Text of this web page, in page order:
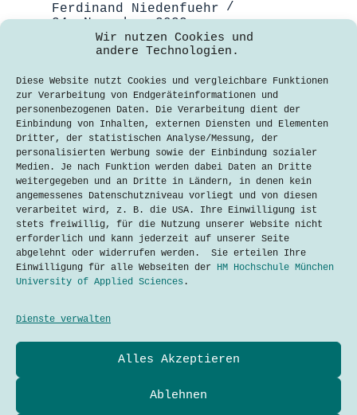
Wir nutzen Cookies und
andere Technologien.
Diese Website nutzt Cookies und vergleichbare Funktionen
zur Verarbeitung von Endgeräteinformationen und
personenbezogenen Daten. Die Verarbeitung dient der
Einbindung von Inhalten, externen Diensten und Elementen
Dritter, der statistischen Analyse/Messung, der
personalisierten Werbung sowie der Einbindung sozialer
Medien. Je nach Funktion werden dabei Daten an Dritte
weitergegeben und an Dritte in Ländern, in denen kein
angemessenes Datenschutzniveau vorliegt und von diesen
verarbeitet wird, z. B. die USA. Ihre Einwilligung ist
stets freiwillig, für die Nutzung unserer Website nicht
erforderlich und kann jederzeit auf unserer Seite
abgelehnt oder widerrufen werden. Sie erteilen Ihre
Einwilligung für alle Webseiten der HM Hochschule München
University of Applied Sciences .
Dienste verwalten
Alles Akzeptieren
Ablehnen
Ferdinand Niedenfuehr
24. November 2022
Lange bestimmten Karten- und
seit dem weltweiten Erfolg des Spiels
„Pong“ von Atari aus dem Jahr 1972
hat sich die Welt für Gaming-Fans
grundlegend verändert. Seit nunmehr
50 Jahren sind Videospiele nicht mehr
aus unserem Alltag…
LesenFaszination
Gaming
Datenschutzerklärung
Impressum
Cookies